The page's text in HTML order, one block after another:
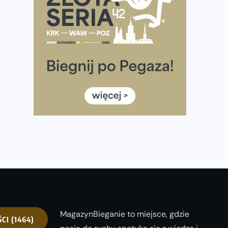
półmaratonem
Już w tę sobotę 35. Bieg Powstania Warszawskiego.
Wystartuje rekordowa liczba uczestników
poradnik przed startem
Ile razy w tygodniu biegać? 3 treningi wystarczą? Jak
często biegać, żeby robić postępy
Już w ten weekend! Przed nami Nocny Portowy
(1464)
MagazynBieganie to miejsce, gdzie